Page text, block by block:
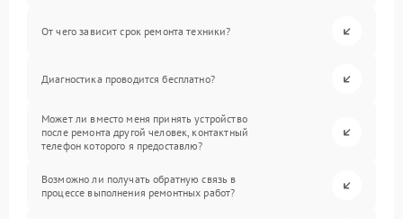
От чего зависит срок ремонта техники?
Диагностика проводится бесплатно?
Может ли вместо меня принять устройство
после ремонта другой человек, контактный
телефон которого я предоставлю?
Возможно ли получать обратную связь в
процессе выполнения ремонтных работ?